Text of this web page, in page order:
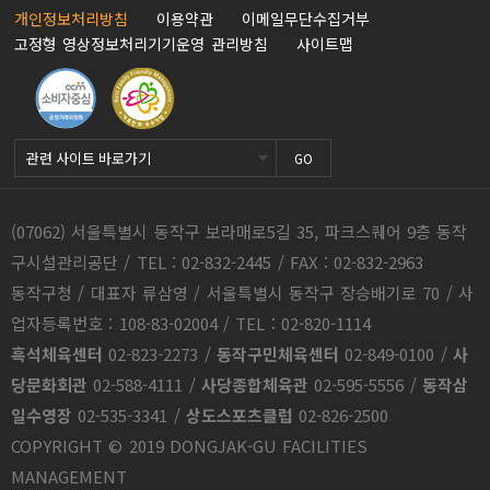
개인정보처리방침 이용약관
이메일무단수집거부
고정형 영상정보처리기기운영 관리방침
사이트맵
GO
(07062) 서울특별시 동작구 보라매로5길 35, 파크스퀘어 9층 동작
구시설관리공단 / TEL : 02-832-2445 / FAX : 02-832-2963
동작구청 / 대표자 류삼영 / 서울특별시 동작구 장승배기로 70 / 사
업자등록번호 : 108-83-02004 / TEL : 02-820-1114
흑석체육센터 02-823-2273 / 동작구민체육센터 02-849-0100 / 사
당문화회관 02-588-4111 / 사당종합체육관 02-595-5556 / 동작삼
일수영장 02-535-3341 / 상도스포츠클럽 02-826-2500
COPYRIGHT © 2019 DONGJAK-GU FACILITIES
MANAGEMENT